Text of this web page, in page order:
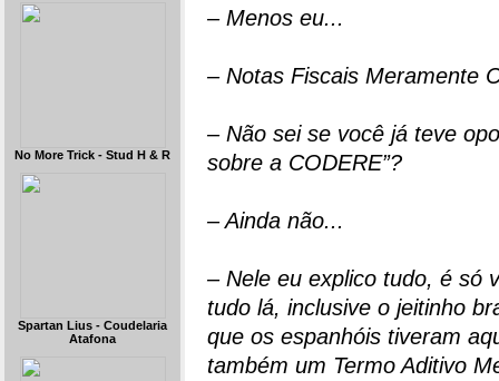
No More Trick - Stud H & R
Spartan Lius - Coudelaria
Atafona
– Menos eu...
– Notas Fiscais Meramente
– Não sei se você já teve
sobre a CODERE”?
– Ainda não...
– Nele eu explico tudo, é só
tudo lá, inclusive o jeitinho
que os espanhóis tiveram
também um Termo Aditivo